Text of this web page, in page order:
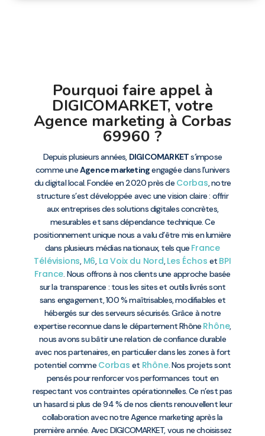
Pourquoi faire appel à
DIGICOMARKET, votre
Agence marketing à Corbas
69960 ?
Depuis plusieurs années, DIGICOMARKETs’impose
comme uneAgence marketingengagée dans l’univers
du digital local. Fondée en 2020 près de Corbas, notre
structure s’est développée avec une vision claire : offrir
aux entreprises des solutions digitales concrètes,
mesurables et sans dépendance technique. Ce
positionnement unique nous a valu d’être mis en lumière
dans plusieurs médias nationaux, tels que France
Télévisions, M6, La Voix du Nord,Les Échos et BPI
France. Nous offrons à nos clients une approche basée
sur la transparence : tous les sites et outils livrés sont
sans engagement, 100 % maîtrisables, modifiables et
hébergés sur des serveurs sécurisés. Grâce à notre
expertise reconnue dans le département Rhône Rhône,
nous avons su bâtir une relation de confiance durable
avec nos partenaires, en particulier dans les zones à fort
potentiel comme Corbas et Rhône. Nos projets sont
pensés pour renforcer vos performances tout en
respectant vos contraintes opérationnelles. Ce n’est pas
un hasard si plus de 94 % de nos clients renouvellent leur
collaboration avec notre Agence marketing après la
première année. Avec DIGICOMARKET, vous ne choisissez